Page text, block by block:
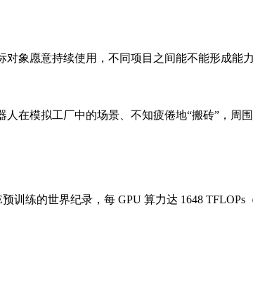
象愿意持续使用，不同项目之间能不能形成能
在模拟工厂中的场景、不知疲倦地“搬砖”，周
训练的世界纪录，每 GPU 算力达 1648